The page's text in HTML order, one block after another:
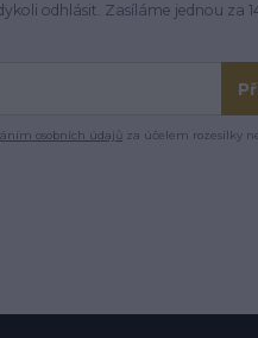
odhlásit. Zasíláme jednou za
osobních údajů za účelem rozesílky